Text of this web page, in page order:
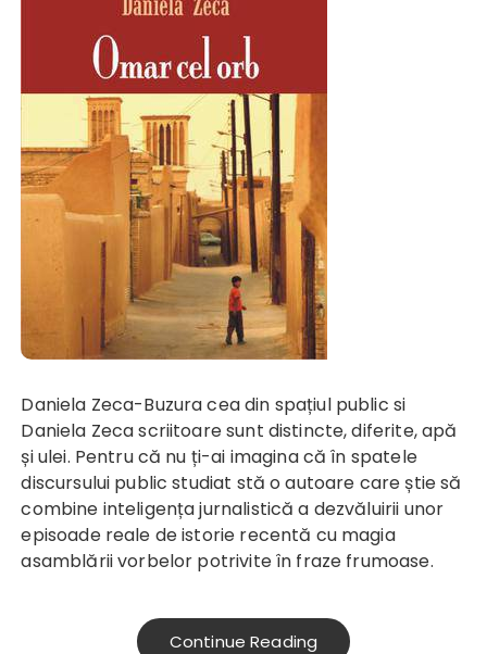
Daniela Zeca-Buzura cea din spațiul public si
Daniela Zeca scriitoare sunt distincte, diferite, apă
și ulei. Pentru că nu ți-ai imagina că în spatele
discursului public studiat stă o autoare care știe să
combine inteligența jurnalistică a dezvăluirii unor
episoade reale de istorie recentă cu magia
asamblării vorbelor potrivite în fraze frumoase.
Continue Reading